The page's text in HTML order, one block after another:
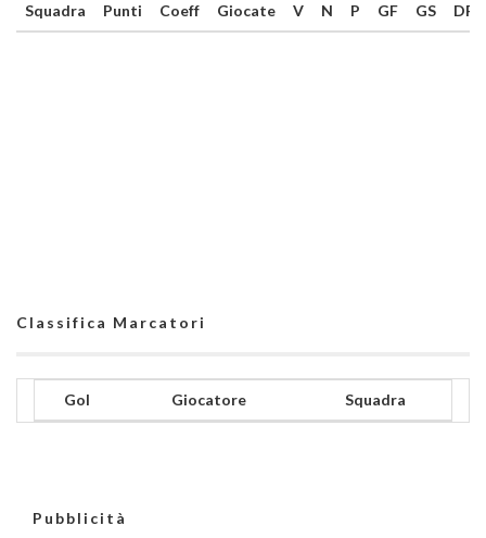
Squadra Punti Coeff Giocate V N P GF GS DR
Classifica Marcatori
Gol Giocatore Squadra
Pubblicità